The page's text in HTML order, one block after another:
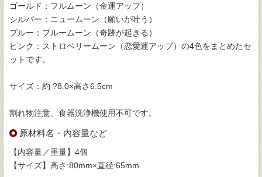
ゴールド：フルムーン（金運アップ）
シルバー：ニュームーン（願いが叶う）
ブルー：ブルームーン（奇跡が起きる）
ピンク：ストロベリームーン（恋愛運アップ）の4色をまとめたセ
ットです。
サイズ：約 ?8.0×高さ6.5cm
割れ物注意、食器洗浄機使用不可です。
原材料名・内容量など
【内容量／重量】4個
【サイズ】高さ:80mm×直径:65mm